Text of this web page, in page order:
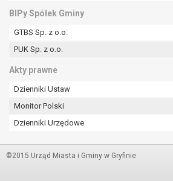
BIPy Spółek Gminy
GTBS Sp. z o.o.
PUK Sp. z o.o.
Akty prawne
Dzienniki Ustaw
Monitor Polski
Dzienniki Urzędowe
©2015 Urząd Miasta i Gminy w Gryfinie